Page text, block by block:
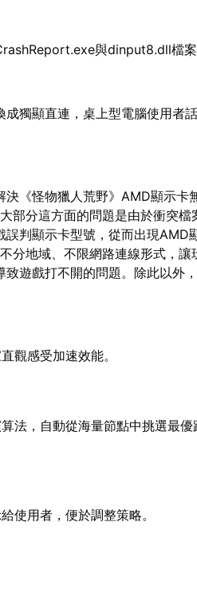
與dinput8.dll檔
獨顯直連，桌上型電腦使用者
決《怪物獵人荒野》AMD顯示卡
部分這方面的問題是由於衝突檔
判顯示卡型號，從而出現AMD
分地域、不限網路連線形式，讓
遊戲打不開的問題。除此以外
觀感受加速效能。
法，自動從海量節點中挑選最
使用者，便於調整策略。